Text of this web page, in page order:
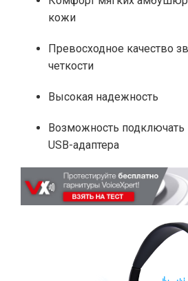
кожи
Превосходное качество
четкости
Высокая надежность
Возможность
USB-адаптера